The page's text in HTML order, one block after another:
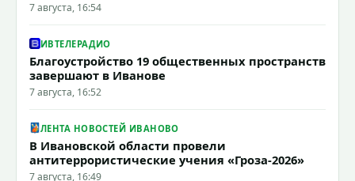
7 августа, 16:54
ИВТЕЛЕРАДИО
Благоустройство 19 общественных пространств
завершают в Иванове
7 августа, 16:52
ЛЕНТА НОВОСТЕЙ ИВАНОВО
В Ивановской области провели
антитеррористические учения «Гроза-2026»
7 августа, 16:49